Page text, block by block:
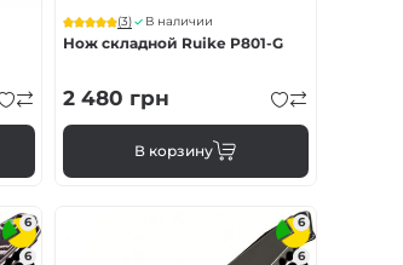
(3) В наличии
Нож складной Ruike P801-G
2 480 грн
В корзину
6
6
6
6